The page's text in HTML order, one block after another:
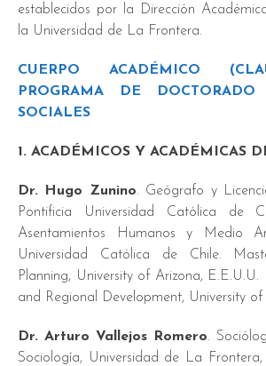
establecidos por la Dirección
la Universidad de La Frontera.
CUERPO ACADÉMICO
PROGRAMA DE
SOCIALES
1. ACADÉMICOS Y ACADÉMICAS
Dr. Hugo Zunino. Geógrafo y
Pontificia Universidad Católica de
Asentamientos Humanos y Medio
Universidad Católica de Chile.
Planning, University of Arizona,
and Regional Development, University of
Dr. Arturo Vallejos Romero.
Sociología, Universidad de La